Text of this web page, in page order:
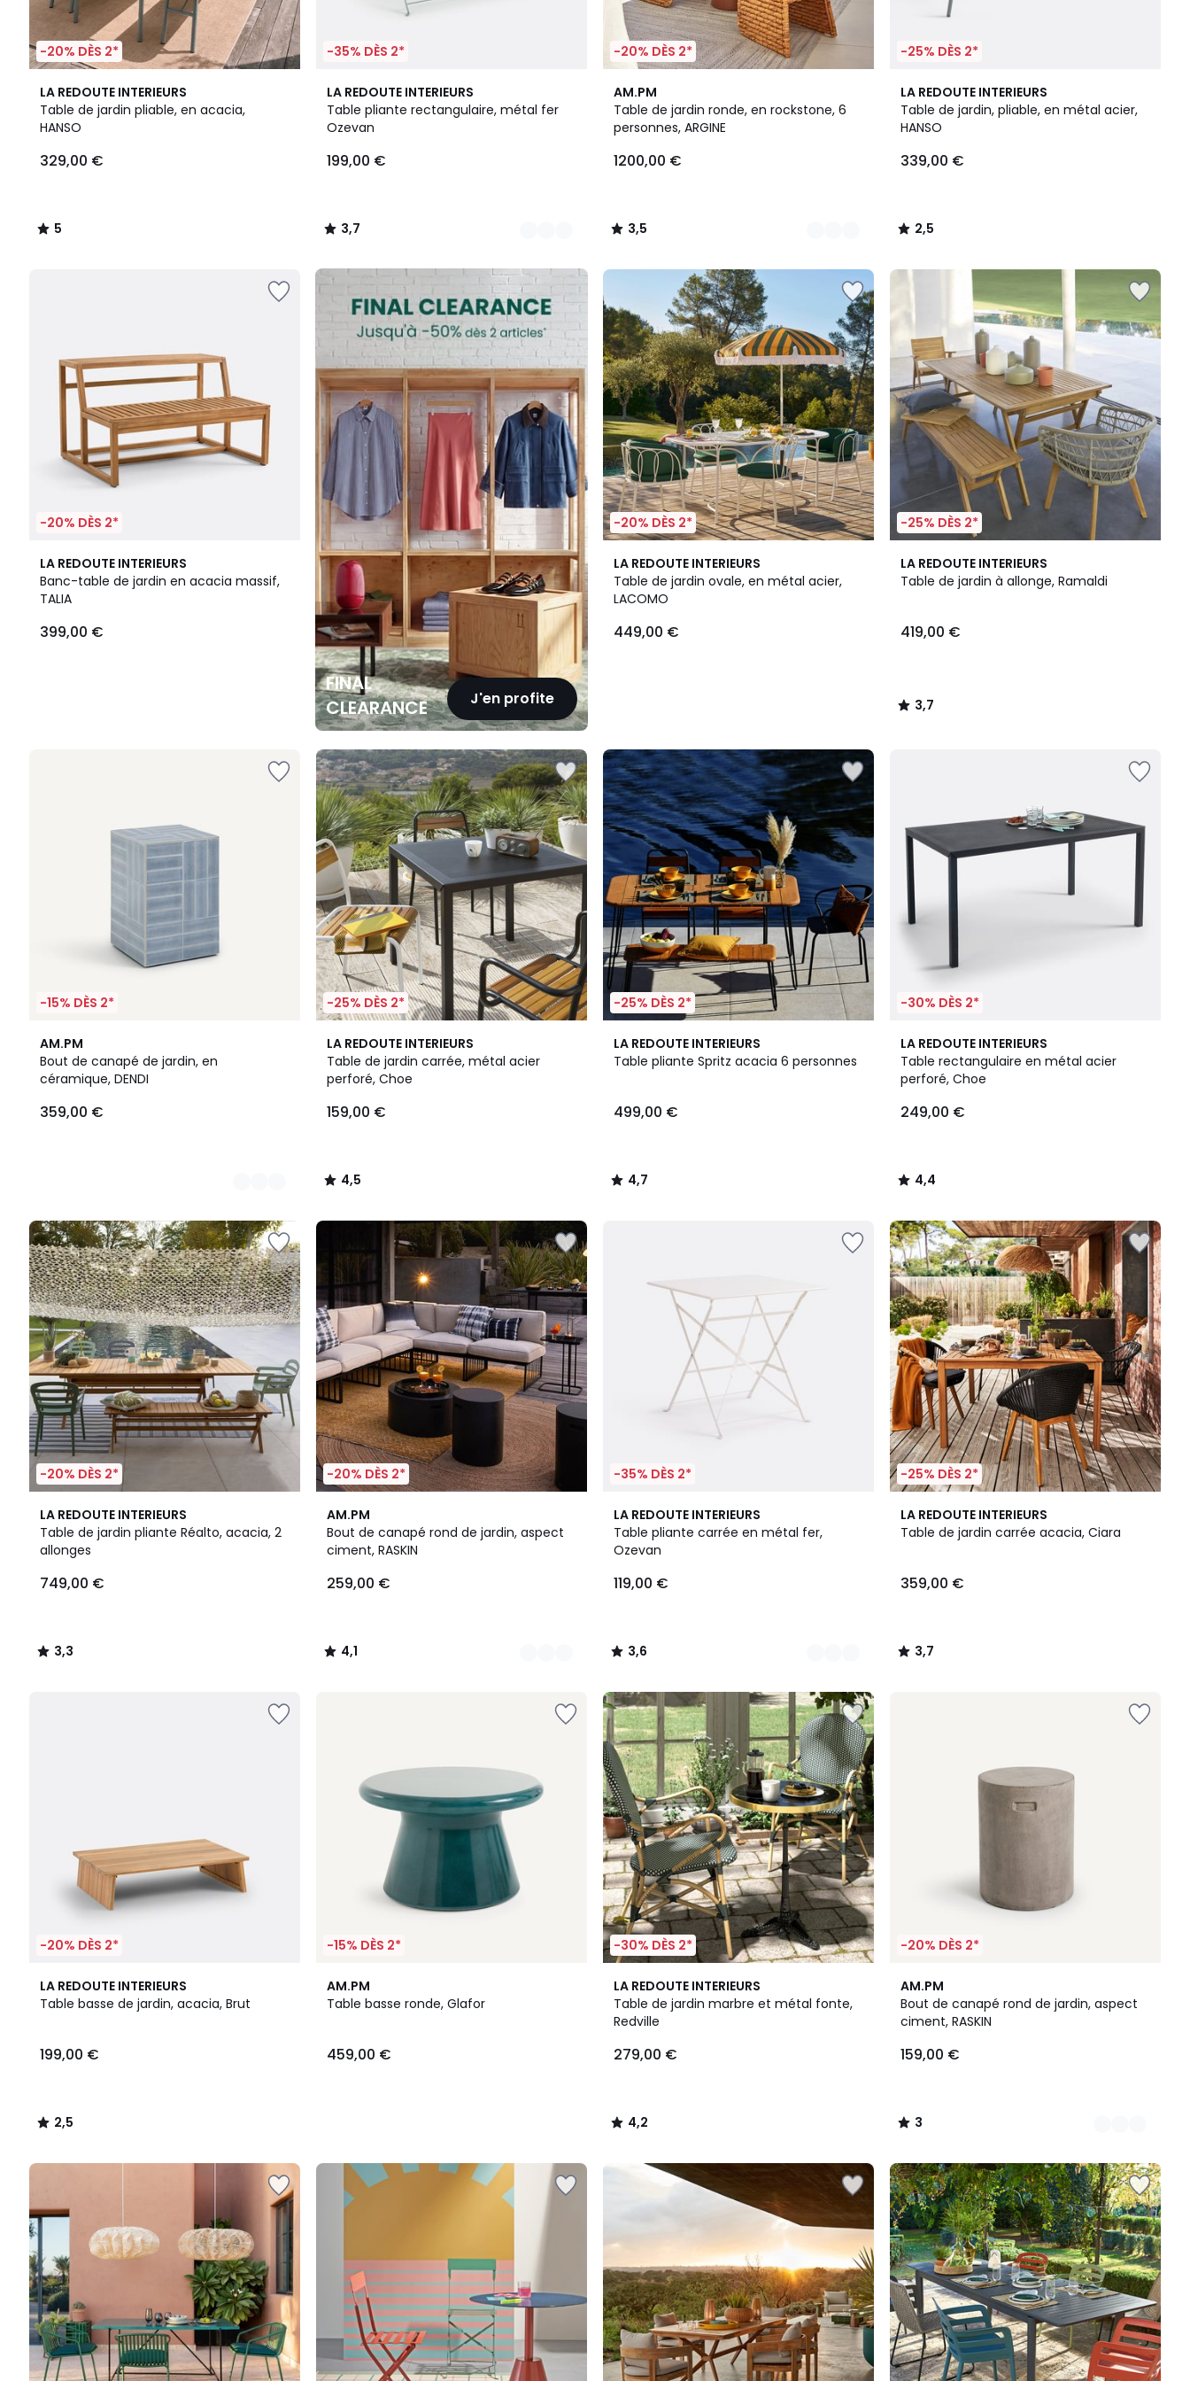
-20% DÈS 2*
LA REDOUTE INTERIEURS
Table de jardin pliable, en acacia,
HANSO
€.
329,00 €
5
/
5
5
/
-35% DÈS 2*
LA REDOUTE INTERIEURS
Table pliante rectangulaire, métal fer
Ozevan
199,00 €
3,7
/ 5
4
Couleurs
3,7
/
-20% DÈS 2*
AM.PM
Table de jardin ronde, en rockstone, 6
personnes, ARGINE
1200,00 €
3,5
/ 5
3
Couleurs
3,5
/
-25% DÈS 2*
LA REDOUTE INTERIEURS
Table de jardin, pliable, en métal acier,
HANSO
339,00 €
2,5
/ 5
2,5
/
-20% DÈS 2*
LA REDOUTE INTERIEURS
Banc-table de jardin en acacia massif,
TALIA
399,00 €
FINAL
CLEARANCE
J'en profite
FINAL
CLEARANCE
-20% DÈS 2*
LA REDOUTE INTERIEURS
Table de jardin ovale, en métal acier,
LACOMO
449,00 €
-25% DÈS 2*
LA REDOUTE INTERIEURS
Table de jardin à allonge, Ramaldi
419,00 €
3,7
/ 5
3,7
/
-15% DÈS 2*
AM.PM
Bout de canapé de jardin, en
céramique, DENDI
359,00 €
3
Couleurs
-25% DÈS 2*
LA REDOUTE INTERIEURS
Table de jardin carrée, métal acier
perforé, Choe
159,00 €
4,5
/ 5
4,5
/
-25% DÈS 2*
LA REDOUTE INTERIEURS
Table pliante Spritz acacia 6 personnes
499,00 €
4,7
/ 5
4,7
/
-30% DÈS 2*
LA REDOUTE INTERIEURS
Table rectangulaire en métal acier
perforé, Choe
249,00 €
4,4
/ 5
4,4
/
-20% DÈS 2*
LA REDOUTE INTERIEURS
Table de jardin pliante Réalto, acacia, 2
allonges
749,00 €
3,3
/ 5
3,3
/
-20% DÈS 2*
AM.PM
Bout de canapé rond de jardin, aspect
ciment, RASKIN
259,00 €
4,1
/ 5
2
Couleurs
4,1
/
-35% DÈS 2*
LA REDOUTE INTERIEURS
Table pliante carrée en métal fer,
Ozevan
119,00 €
3,6
/ 5
3
Couleurs
3,6
/
-25% DÈS 2*
LA REDOUTE INTERIEURS
Table de jardin carrée acacia, Ciara
359,00 €
3,7
/ 5
3,7
/
-20% DÈS 2*
LA REDOUTE INTERIEURS
Table basse de jardin, acacia, Brut
199,00 €
2,5
/ 5
2,5
/
-15% DÈS 2*
AM.PM
Table basse ronde, Glafor
459,00 €
-30% DÈS 2*
LA REDOUTE INTERIEURS
Table de jardin marbre et métal fonte,
Redville
279,00 €
4,2
/ 5
4,2
/
-20% DÈS 2*
AM.PM
Bout de canapé rond de jardin, aspect
ciment, RASKIN
159,00 €
3
/
5
3
Couleurs
3
/